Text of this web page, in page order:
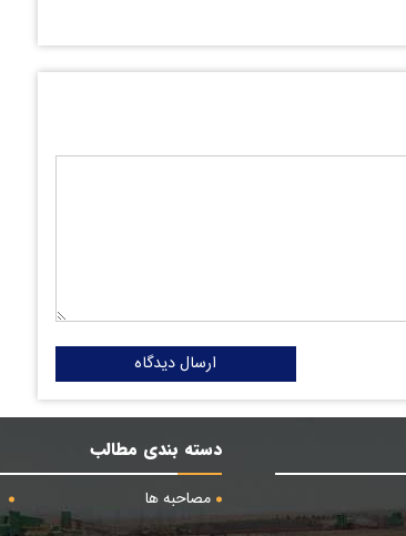
ارسال دیدگاه
دسته بندی مطالب
مصاحبه ها